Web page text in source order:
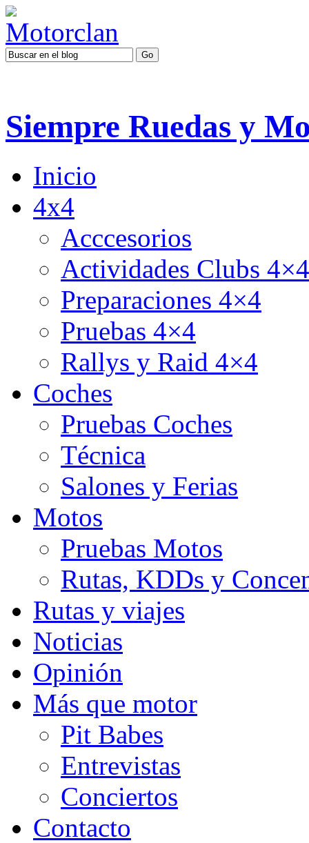
Siempre Ruedas y
Inicio
4x4
Acccesorios
Actividades Clubs 4×4
Preparaciones 4×4
Pruebas 4×4
Rallys y Raid 4×4
Coches
Pruebas Coches
Técnica
Salones y Ferias
Motos
Pruebas Motos
Rutas, KDDs y
Rutas y viajes
Noticias
Opinión
Más que motor
Pit Babes
Entrevistas
Conciertos
Contacto